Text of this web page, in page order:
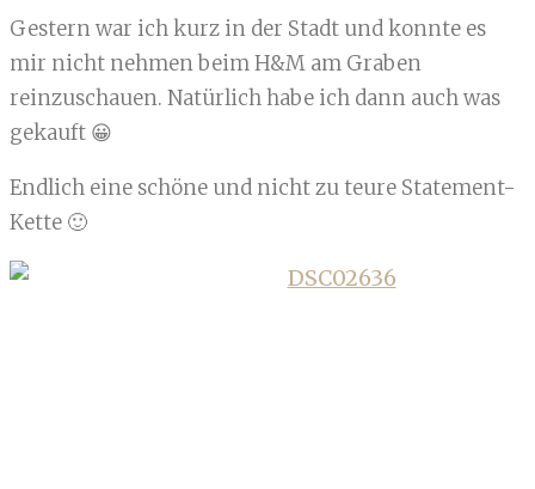
Gestern war ich kurz in der Stadt und konnte es
mir nicht nehmen beim H&M am Graben
reinzuschauen. Natürlich habe ich dann auch was
gekauft 😀
Endlich eine schöne und nicht zu teure Statement-
Kette 🙂